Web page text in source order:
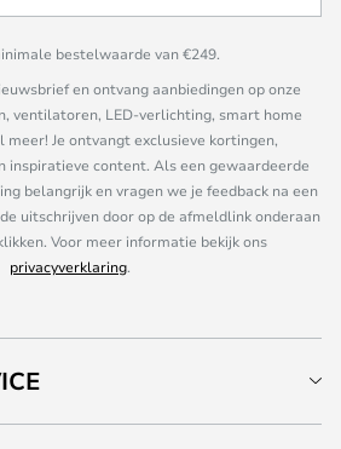
bestelwaarde van €249.
en ontvang aanbiedingen op onze
ventilatoren, LED-verlichting, smart home
meer! Je ontvangt exclusieve kortingen,
inspiratieve content. Als een gewaardeerde
belangrijk en vragen we je feedback na een
uitschrijven door op de afmeldlink onderaan
Voor meer informatie bekijk ons
privacyverklaring.